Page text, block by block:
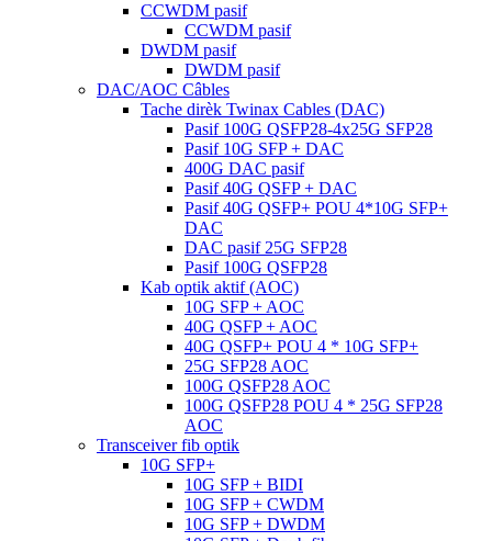
CCWDM pasif
CCWDM pasif
DWDM pasif
DWDM pasif
DAC/AOC Câbles
Tache dirèk Twinax Cables (DAC)
Pasif 100G QSFP28-4x25G SFP28
Pasif 10G SFP + DAC
400G DAC pasif
Pasif 40G QSFP + DAC
Pasif 40G QSFP+ POU 4*10G SFP+
DAC
DAC pasif 25G SFP28
Pasif 100G QSFP28
Kab optik aktif (AOC)
10G SFP + AOC
40G QSFP + AOC
40G QSFP+ POU 4 ​​* 10G SFP+
25G SFP28 AOC
100G QSFP28 AOC
100G QSFP28 POU 4 ​​* 25G SFP28
AOC
Transceiver fib optik
10G SFP+
10G SFP + BIDI
10G SFP + CWDM
10G SFP + DWDM